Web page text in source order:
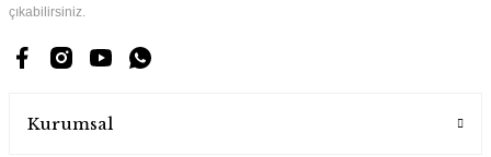
çıkabilirsiniz.
Kurumsal